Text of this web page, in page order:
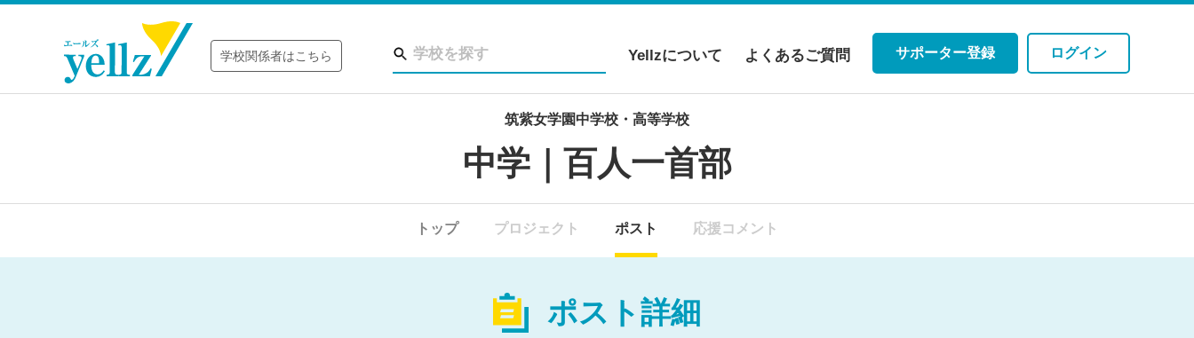
学校関係者はこちら Yellzについて よくあるご質問 サポーター登録 ログイン
筑紫女学園中学校・高等学校
中学｜百人一首部
トップ プロジェクト ポスト 応援コメント
ポスト詳細